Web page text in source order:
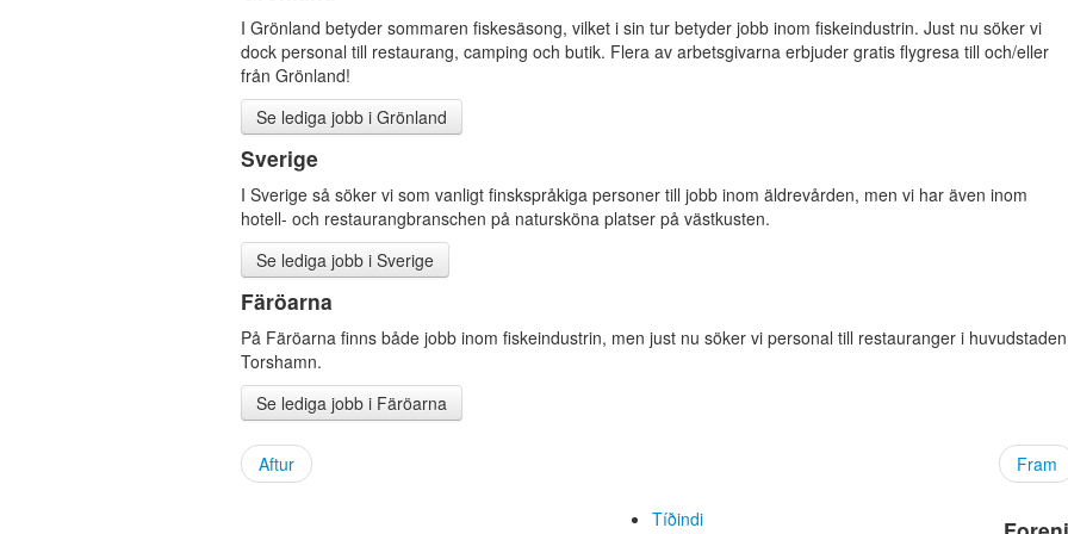
I Grönland betyder sommaren fiskesäsong, vilket i sin tur betyder jobb inom fiskeindustrin. Just nu söker vi
dock personal till restaurang, camping och butik. Flera av arbetsgivarna erbjuder gratis flygresa till och/eller
från Grönland!
Se lediga jobb i Grönland
Sverige
I Sverige så söker vi som vanligt finskspråkiga personer till jobb inom äldrevården, men vi har även inom
hotell- och restaurangbranschen på natursköna platser på västkusten.
Se lediga jobb i Sverige
Färöarna
På Färöarna finns både jobb inom fiskeindustrin, men just nu söker vi personal till restauranger i huvudstaden
Torshamn.
Se lediga jobb i Färöarna
Aftur Fram
Tíðindi